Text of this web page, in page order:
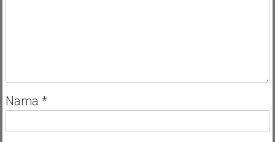
Nama *